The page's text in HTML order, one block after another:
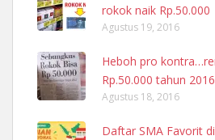
rokok naik Rp.50.000
Agustus 19, 2016
Heboh pro
Rp.50.000 tahun 2016
Agustus 18, 2016
Daftar SMA Favorit